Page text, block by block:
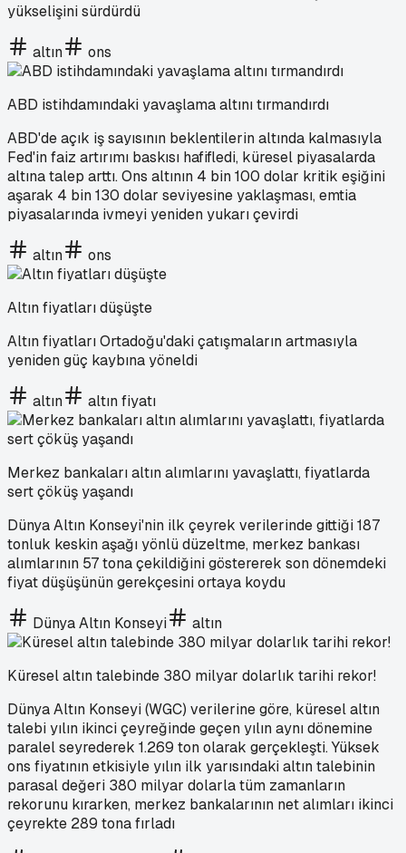
yükselişini sürdürdü
altın ons
ABD istihdamındaki yavaşlama altını tırmandırdı
ABD'de açık iş sayısının beklentilerin altında kalmasıyla
Fed'in faiz artırımı baskısı hafifledi, küresel piyasalarda
altına talep arttı. Ons altının 4 bin 100 dolar kritik eşiğini
aşarak 4 bin 130 dolar seviyesine yaklaşması, emtia
piyasalarında ivmeyi yeniden yukarı çevirdi
altın ons
Altın fiyatları düşüşte
Altın fiyatları Ortadoğu'daki çatışmaların artmasıyla
yeniden güç kaybına yöneldi
altın altın fiyatı
Merkez bankaları altın alımlarını yavaşlattı, fiyatlarda
sert çöküş yaşandı
Dünya Altın Konseyi'nin ilk çeyrek verilerinde gittiği 187
tonluk keskin aşağı yönlü düzeltme, merkez bankası
alımlarının 57 tona çekildiğini göstererek son dönemdeki
fiyat düşüşünün gerekçesini ortaya koydu
Dünya Altın Konseyi altın
Küresel altın talebinde 380 milyar dolarlık tarihi rekor!
Dünya Altın Konseyi (WGC) verilerine göre, küresel altın
talebi yılın ikinci çeyreğinde geçen yılın aynı dönemine
paralel seyrederek 1.269 ton olarak gerçekleşti. Yüksek
ons fiyatının etkisiyle yılın ilk yarısındaki altın talebinin
parasal değeri 380 milyar dolarla tüm zamanların
rekorunu kırarken, merkez bankalarının net alımları ikinci
çeyrekte 289 tona fırladı